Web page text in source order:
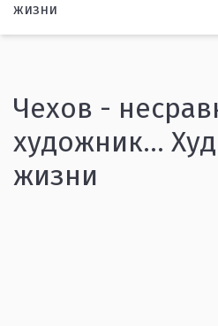
жизни
Чехов -
художник…
жизни